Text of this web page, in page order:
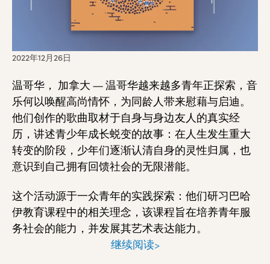
2022年12月26日
温哥华， 加拿大 — 温哥华越来越多青年正探索，音
乐何以唤醒高尚情怀，为同龄人带来慰藉与启迪。
他们创作的歌曲取材于自身与身边友人的真实经
历，讲述青少年成长蜕变的故事：在人生发生重大
转变的阶段，少年们逐渐认清自身的灵性归属，也
意识到自己拥有回馈社会的无限潜能。
这个活动源于一众青年的实践探索：他们研习巴哈
伊教育课程中的相关理念，该课程旨在培养青年服
务社会的能力，并发展其艺术表达能力。
继续阅读>